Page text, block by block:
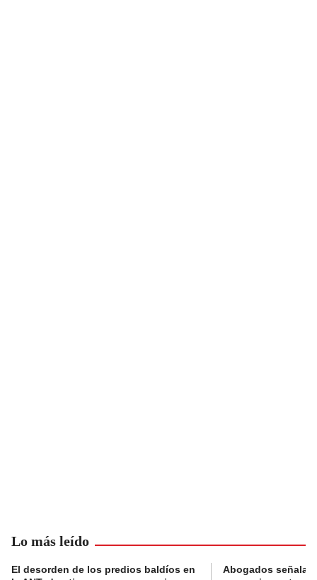
Lo más leído
El desorden de los predios baldíos en
Abogados